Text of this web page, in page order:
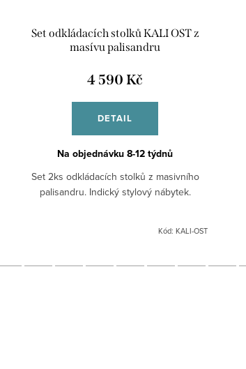
Set odkládacích stolků KALI OST z
masívu palisandru
4 590 Kč
DETAIL
Na objednávku 8-12 týdnů
Set 2ks odkládacích stolků z masivního
palisandru. Indický stylový nábytek.
Kód: KALI-OST